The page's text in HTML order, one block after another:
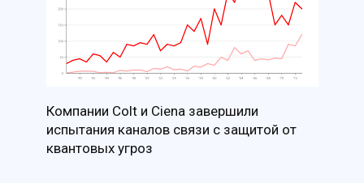
Компании Colt и Ciena завершили
испытания каналов связи с защитой от
квантовых угроз